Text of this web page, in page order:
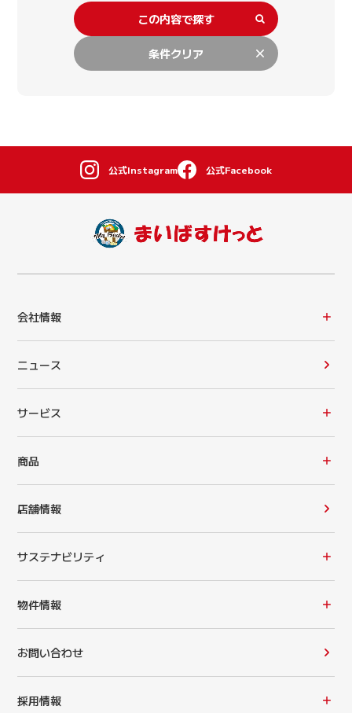
この内容で探す
条件クリア
公式Instagram 公式Facebook
会社情報
ニュース
サービス
商品
店舗情報
サステナビリティ
物件情報
お問い合わせ
採用情報